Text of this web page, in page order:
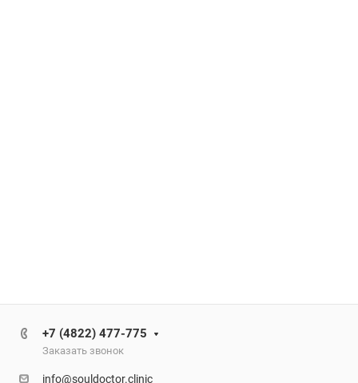
+7 (4822) 477-775
Заказать звонок
info@souldoctor.clinic